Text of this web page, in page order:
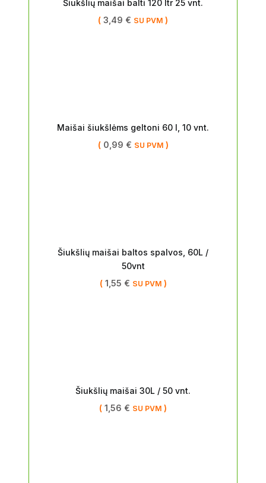
Šiukšlių maišai balti 120 ltr 25 vnt.
( 3,49 € SU PVM )
Maišai šiukšlėms geltoni 60 l, 10 vnt.
( 0,99 € SU PVM)
Šiukšlių maišai baltos spalvos, 60L /
50vnt
( 1,55 € SU PVM)
Šiukšlių maišai 30L / 50 vnt.
( 1,56 € SU PVM )